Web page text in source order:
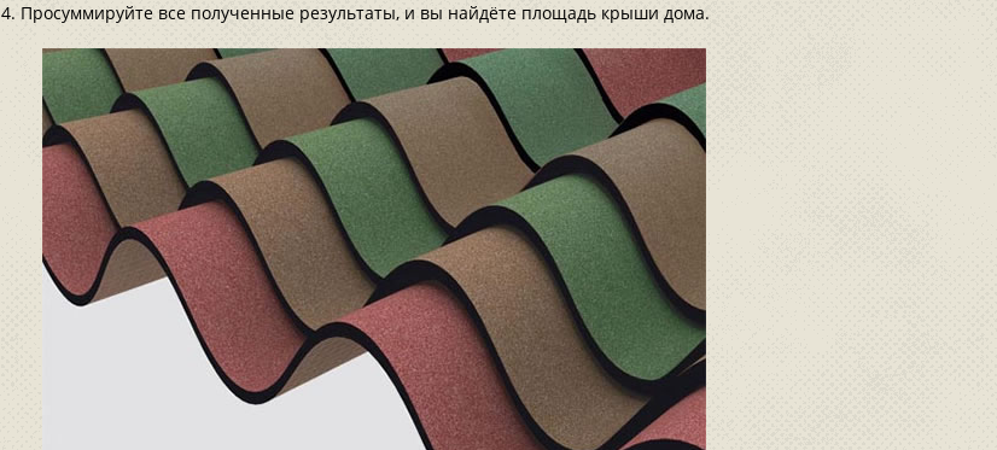
Просуммируйте все полученные результаты, и вы найдёте площадь крыши дома.